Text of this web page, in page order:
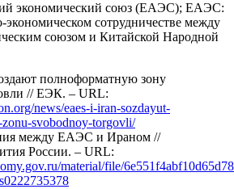
экономический союз (ЕАЭС); ЕАЭС:
экономическом сотрудничестве между
союзом и Китайской Народной
полноформатную зону
// ЕЭК. – URL:
news/eaes-i-iran-sozdayut-
svobodnoy-torgovli/
между ЕАЭС и Ираном //
России. – URL:
material/file/